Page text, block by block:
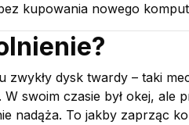
kupowania nowego
dysk twardy – taki
swoim czasie był okej, ale
nadąża. To jakby zaprząc